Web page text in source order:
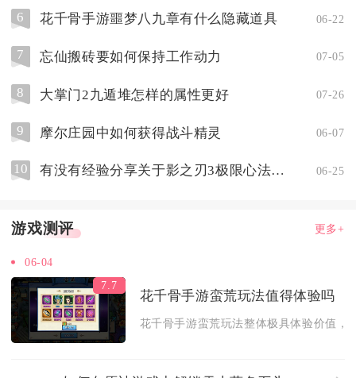
6 花千骨手游噩梦八九章有什么隐藏道具 06-22
7 忘仙搬砖要如何保持工作动力 07-05
8 大掌门2九遁堆怎样的属性更好 07-26
9 摩尔庄园中如何获得战斗精灵 06-07
10 有没有经验分享关于影之刃3极限心法召唤的 06-25
游戏测评 更多+
06-04
7.7
花千骨手游蛮荒玩法值得体验吗
花千骨手游蛮荒玩法整体极具体验价值，